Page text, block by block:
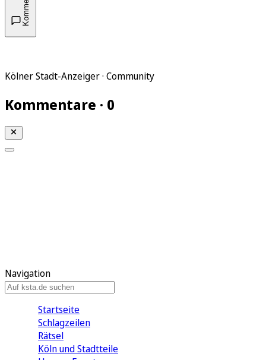
Kölner Stadt-Anzeiger · Community
Kommentare · 0
Navigation
Startseite
Schlagzeilen
Rätsel
Köln und Stadtteile